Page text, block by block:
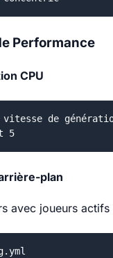
Performance
CPU
de
plan
avec joueurs actifs